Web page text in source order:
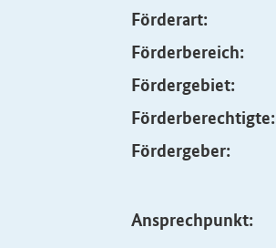
Förderart:
Förderbereich:
Fördergebiet:
Förderberechtigte:
Fördergeber:
Ansprechpunkt: